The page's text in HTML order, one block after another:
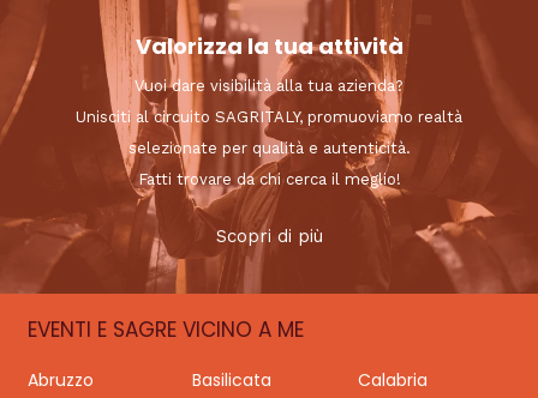
Valorizza la tua attività
Vuoi dare visibilità alla tua azienda?
Unisciti al circuito SAGRITALY, promuoviamo realtà
selezionate per qualità e autenticità.
Fatti trovare da chi cerca il meglio!
Scopri di più
EVENTI E SAGRE VICINO A ME
Abruzzo Basilicata
Calabria